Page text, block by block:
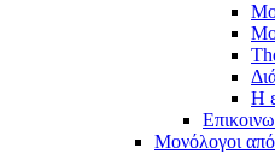
Η
Μονόλογοι από